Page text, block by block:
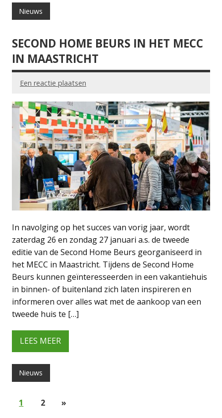
Nieuws
SECOND HOME BEURS IN HET MECC
IN MAASTRICHT
Een reactie plaatsen
In navolging op het succes van vorig jaar, wordt
zaterdag 26 en zondag 27 januari a.s. de tweede
editie van de Second Home Beurs georganiseerd in
het MECC in Maastricht. Tijdens de Second Home
Beurs kunnen geïnteresseerden in een vakantiehuis
in binnen- of buitenland zich laten inspireren en
informeren over alles wat met de aankoop van een
tweede huis te […]
LEES MEER
Nieuws
1 2 »